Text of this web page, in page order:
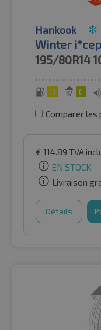
Hankook
Winter
195/80R14
D C
Comparer les
€ 114.89 TVA
EN STOCK
Livraison
Détails